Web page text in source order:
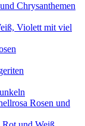
Chrysanthemen
Violett mit viel
Rosen und